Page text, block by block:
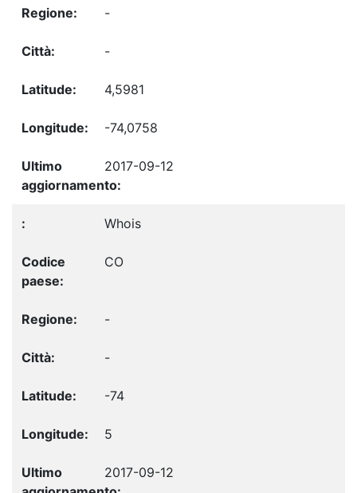
-
-
4,5981
-74,0758
2017-09-12
Whois
CO
-
-
-74
5
2017-09-12